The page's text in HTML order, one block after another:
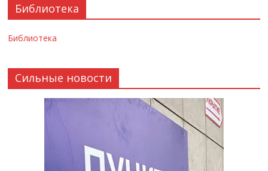
Библиотека
Библиотека
Сильные новости